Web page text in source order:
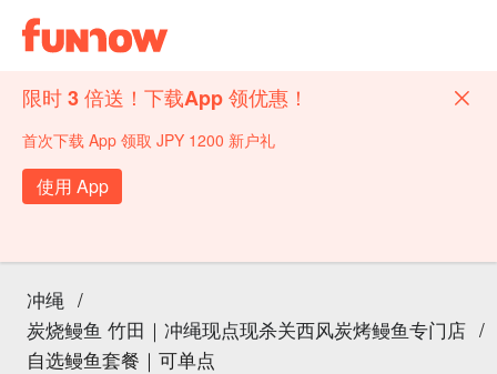
限时 3 倍送！下载App 领优惠！
首次下载 App 领取 JPY 1200 新户礼
使用 App
冲绳 /
炭烧鳗鱼 竹田｜冲绳现点现杀关西风炭烤鳗鱼专门店 /
自选鳗鱼套餐｜可单点